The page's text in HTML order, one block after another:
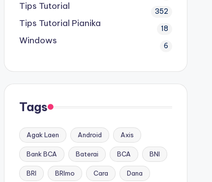
Tips Tutorial 352
Tips Tutorial Pianika 18
Windows 6
Tags
Agak Laen Android Axis
Bank BCA Baterai BCA BNI
BRI BRImo Cara Dana